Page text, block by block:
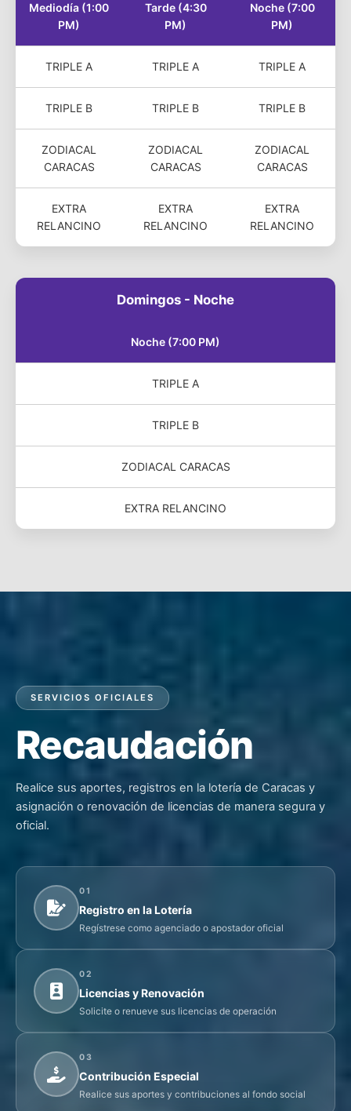
Mediodía (1:00
PM)
Tarde (4:30
PM)
Noche (7:00
PM)
TRIPLE A TRIPLE A TRIPLE A
TRIPLE B TRIPLE B TRIPLE B
ZODIACAL
CARACAS
ZODIACAL
CARACAS
ZODIACAL
CARACAS
EXTRA
RELANCINO
EXTRA
RELANCINO
EXTRA
RELANCINO
Domingos - Noche
Noche (7:00 PM)
TRIPLE A
TRIPLE B
ZODIACAL CARACAS
EXTRA RELANCINO
SERVICIOS OFICIALES
Recaudación
Realice sus aportes, registros en la lotería de Caracas y
asignación o renovación de licencias de manera segura y
oficial.
01
Registro en la Lotería
Regístrese como agenciado o apostador oficial
02
Licencias y Renovación
Solicite o renueve sus licencias de operación
03
Contribución Especial
Realice sus aportes y contribuciones al fondo social